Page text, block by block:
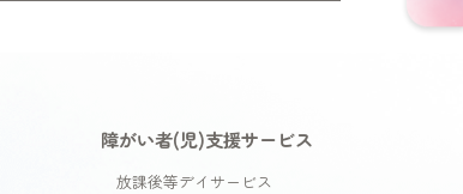
障がい者(児)支援サービス
放課後等デイサービス